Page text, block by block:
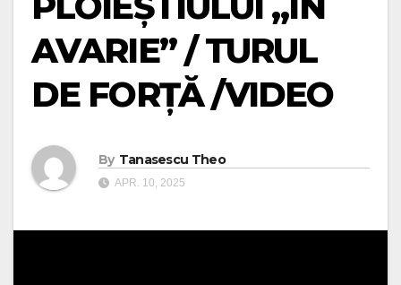
AVARIE” / TURUL
DE FORŢĂ /VIDEO
By Tanasescu Theo
APR. 10, 2025